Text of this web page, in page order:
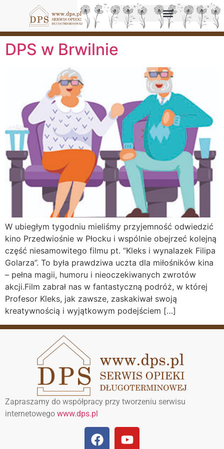
DPS w Brwilnie
W ubiegłym tygodniu mieliśmy przyjemność odwiedzić
kino Przedwiośnie w Płocku i wspólnie obejrzeć kolejną
część niesamowitego filmu pt. “Kleks i wynalazek Filipa
Golarza”. To była prawdziwa uczta dla miłośników kina
– pełna magii, humoru i nieoczekiwanych zwrotów
akcji.Film zabrał nas w fantastyczną podróż, w której
Profesor Kleks, jak zawsze, zaskakiwał swoją
kreatywnością i wyjątkowym podejściem […]
Zapraszamy do współpracy przy tworzeniu serwisu
internetowego www.dps.pl